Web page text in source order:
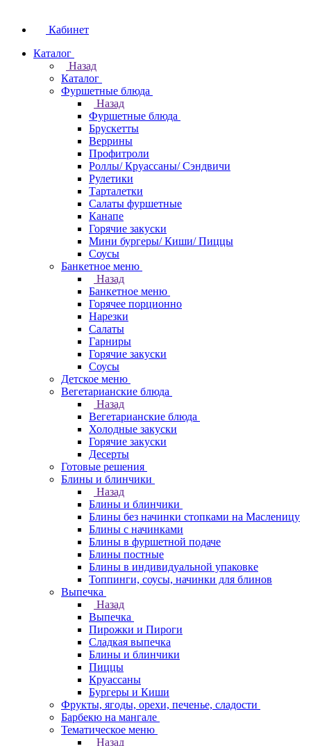
Кабинет
Каталог
Назад
Каталог
Фуршетные блюда
Назад
Фуршетные блюда
Брускетты
Веррины
Профитроли
Роллы/ Круассаны/ Сэндвичи
Рулетики
Тарталетки
Салаты фуршетные
Канапе
Горячие закуски
Мини бургеры/ Киши/ Пиццы
Соусы
Банкетное меню
Назад
Банкетное меню
Горячее порционно
Нарезки
Салаты
Гарниры
Горячие закуски
Соусы
Детское меню
Вегетарианские блюда
Назад
Вегетарианские блюда
Холодные закуски
Горячие закуски
Десерты
Готовые решения
Блины и блинчики
Назад
Блины и блинчики
Блины без начинки стопками на Масленицу
Блины с начинками
Блины в фуршетной подаче
Блины постные
Блины в индивидуальной упаковке
Топпинги, соусы, начинки для блинов
Выпечка
Назад
Выпечка
Пирожки и Пироги
Сладкая выпечка
Блины и блинчики
Пиццы
Круасcаны
Бургеры и Киши
Фрукты, ягоды, орехи, печенье, сладости
Барбекю на мангале
Тематическое меню
Назад